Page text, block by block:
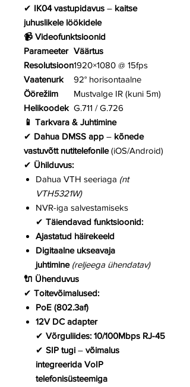
✔ IK04 vastupidavus – kaitse
juhuslikele löökidele
📹 Videofunktsioonid
Parameeter Väärtus
Resolutsioon1920×1080 @ 15fps
Vaatenurk
92° horisontaalne
Öörežiim
Mustvalge IR (kuni 5m)
Helikoodek G.711 / G.726
📱 Tarkvara & Juhtimine
✔ Dahua DMSS app – kõnede
vastuvõtt nutitelefonile(iOS/Android)
✔ Ühilduvus:
Dahua VTH seeriaga (nt
VTH5321W)
NVR-iga salvestamiseks
✔ Täiendavad funktsioonid:
Ajastatud häirekeeld
Digitaalne ukseavaja
juhtimine (reljeega ühendatav)
🔌 Ühenduvus
✔ Toitevõimalused:
PoE (802.3af)
12V DC adapter
✔ Võrguliides: 10/100Mbps RJ-45
✔ SIP tugi – võimalus
integreerida VoIP
telefonisüsteemiga